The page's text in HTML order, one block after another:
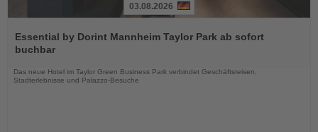
Sie
die
03.08.2026
Essential by Dorint Mannheim Taylor Park ab sofort
buchbar
Das neue Hotel im Taylor Green Business Park verbindet Geschäftsreisen,
Stadterlebnisse und Palazzo-Besuche